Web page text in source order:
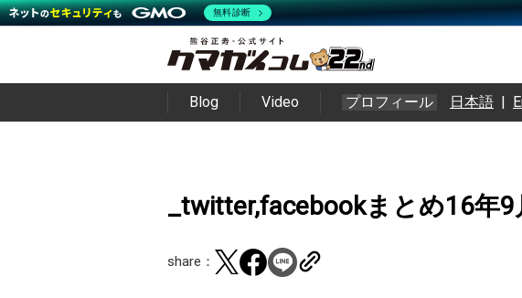
Blog Video プロフィール 日本語 |
_twitter,facebookまとめ16年9
share：
無料診断